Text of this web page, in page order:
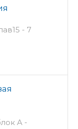
- 7
А -